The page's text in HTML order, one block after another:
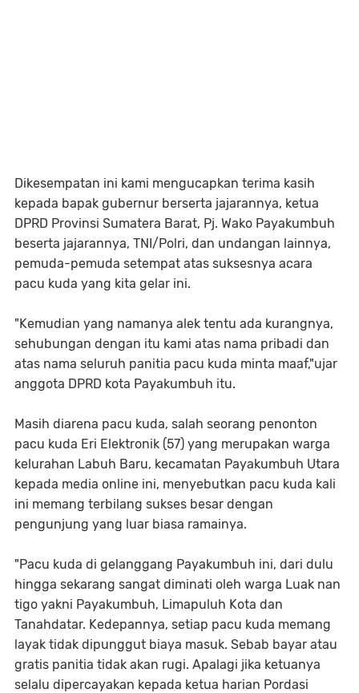
Dikesempatan ini kami mengucapkan terima kasih
kepada bapak gubernur berserta jajarannya, ketua
DPRD Provinsi Sumatera Barat, Pj. Wako Payakumbuh
beserta jajarannya, TNI/Polri, dan undangan lainnya,
pemuda-pemuda setempat atas suksesnya acara
pacu kuda yang kita gelar ini.
"Kemudian yang namanya alek tentu ada kurangnya,
sehubungan dengan itu kami atas nama pribadi dan
atas nama seluruh panitia pacu kuda minta maaf,"ujar
anggota DPRD kota Payakumbuh itu.
Masih diarena pacu kuda, salah seorang penonton
pacu kuda Eri Elektronik (57) yang merupakan warga
kelurahan Labuh Baru, kecamatan Payakumbuh Utara
kepada media online ini, menyebutkan pacu kuda kali
ini memang terbilang sukses besar dengan
pengunjung yang luar biasa ramainya.
"Pacu kuda di gelanggang Payakumbuh ini, dari dulu
hingga sekarang sangat diminati oleh warga Luak nan
tigo yakni Payakumbuh, Limapuluh Kota dan
Tanahdatar. Kedepannya, setiap pacu kuda memang
layak tidak dipunggut biaya masuk. Sebab bayar atau
gratis panitia tidak akan rugi. Apalagi jika ketuanya
selalu dipercayakan kepada ketua harian Pordasi